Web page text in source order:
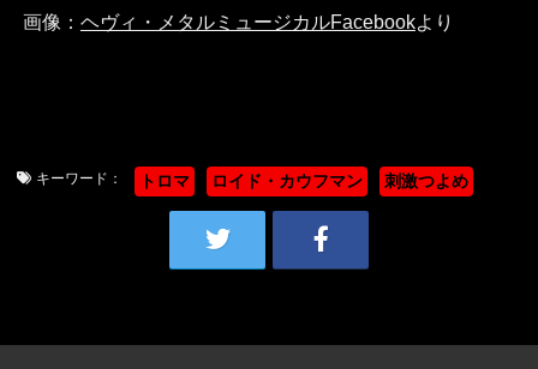
画像： ヘヴィ・メタルミュージカルFacebookより
キーワード： トロマ ロイド・カウフマン 刺激つよめ